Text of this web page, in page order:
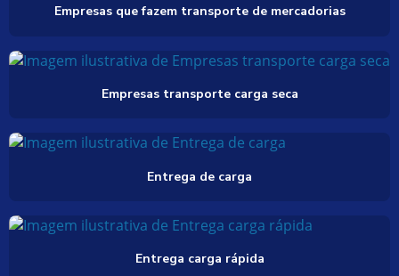
Empresas que fazem transporte de mercadorias
Empresas transporte carga seca
Entrega de carga
Entrega carga rápida